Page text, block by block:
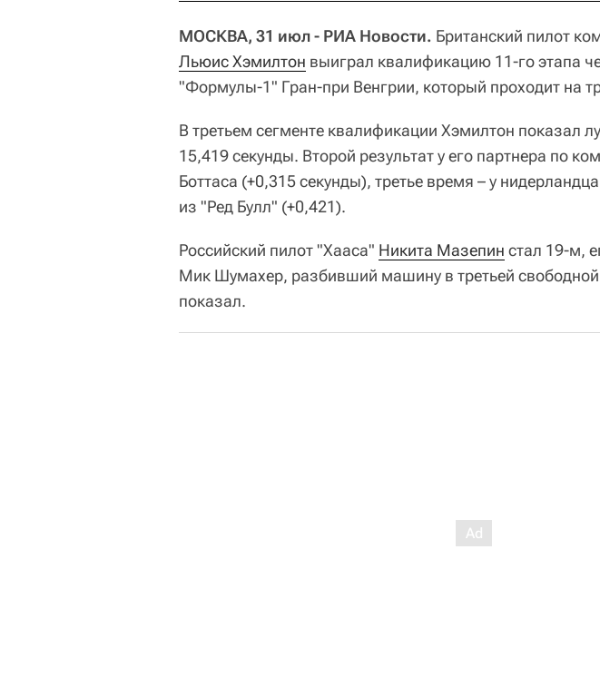
МОСКВА, 31 июл - РИА Новости. Британский пилот
Льюис Хэмилтон выиграл квалификацию 11-го этапа
"Формулы-1" Гран-при Венгрии, который проходит на
В третьем сегменте квалификации Хэмилтон показал
15,419 секунды. Второй результат у его партнера по
Боттаса (+0,315 секунды), третье время – у
из "Ред Булл" (+0,421).
Российский пилот "Хааса" Никита Мазепин стал 19-м,
Мик Шумахер, разбивший машину в третьей свободной
показал.